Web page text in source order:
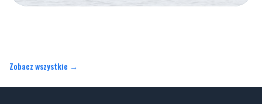
Zobacz wszystkie →